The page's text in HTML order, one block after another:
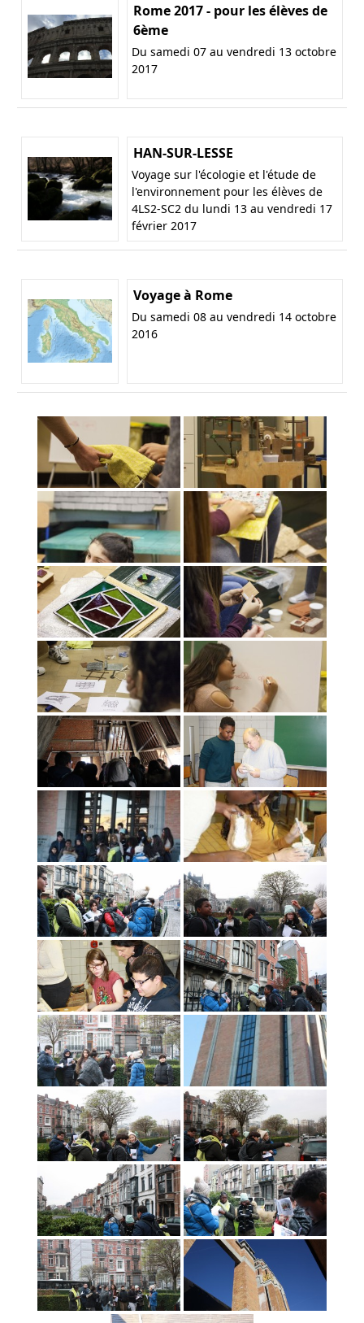
Rome 2017 - pour les élèves de
6ème
Du samedi 07 au vendredi 13 octobre
2017
HAN-SUR-LESSE
Voyage sur l'écologie et l'étude de
l'environnement pour les élèves de
4LS2-SC2 du lundi 13 au vendredi 17
février 2017
Voyage à Rome
Du samedi 08 au vendredi 14 octobre
2016